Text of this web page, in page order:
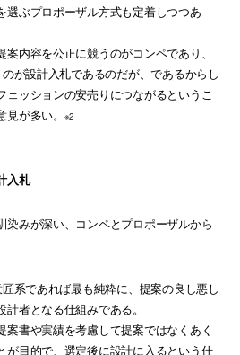
選ぶプロポーザル方式も定着しつつあ
内容を公正に競うのがコンペであり、
が設計入札であるのだが、であるからし
ェッションの安売りにつながるというこ
が多い。
※2
入札
染みが深い、コンペとプロポーザルから
系であれば最も純粋に、提案の良し悪し
者となる仕組みである。
案書や実績を考慮して提案ではなくあく
が目的で、選定後に設計に入るという仕